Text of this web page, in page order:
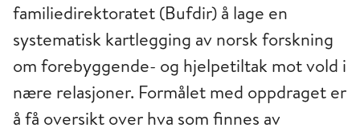
familiedirektoratet (Bufdir) å lage en
systematisk kartlegging av norsk forskning
om forebyggende- og hjelpetiltak mot vold i
nære relasjoner. Formålet med oppdraget er
å få oversikt over hva som finnes av